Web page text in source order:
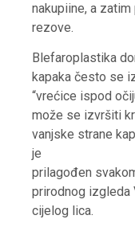
nakupiine, a
rezove.
Blefaroplastika
kapaka često se
“vrećice ispod
može se izvršiti
vanjske strane
je
prilagođen
prirodnog izgleda
cijelog lica.